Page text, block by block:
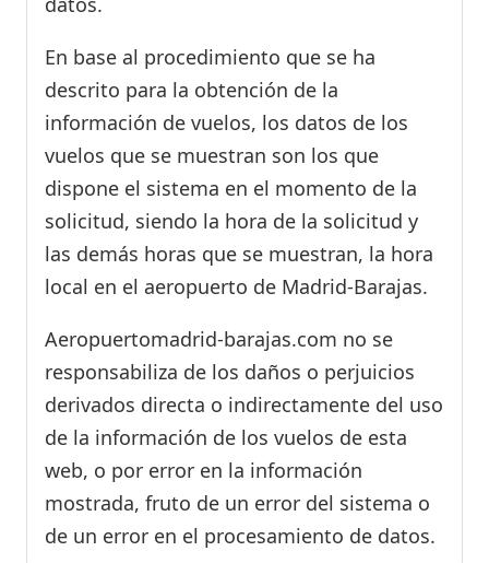
En base al procedimiento que se ha
descrito para la obtención de la
información de vuelos, los datos de los
vuelos que se muestran son los que
dispone el sistema en el momento de la
solicitud, siendo la hora de la solicitud y
las demás horas que se muestran, la hora
local en el aeropuerto de Madrid-Barajas.
Aeropuertomadrid-barajas.com no se
responsabiliza de los daños o perjuicios
derivados directa o indirectamente del uso
de la información de los vuelos de esta
web, o por error en la información
mostrada, fruto de un error del sistema o
de un error en el procesamiento de datos.